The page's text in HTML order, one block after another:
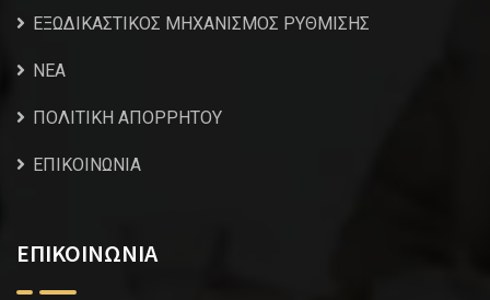
ΕΞΩΔΙΚΑΣΤΙΚΟΣ ΜΗΧΑΝΙΣΜΟΣ ΡΥΘΜΙΣΗΣ
NEA
ΠΟΛΙΤΙΚΗ ΑΠΟΡΡΗΤΟΥ
ΕΠΙΚΟΙΝΩΝΙΑ
ΕΠΙΚΟΙΝΩΝΙΑ